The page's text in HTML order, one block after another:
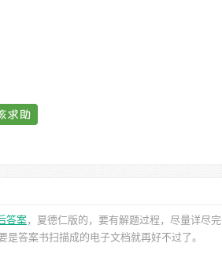
答案，夏德仁版的，要有解题过程，尽量详尽完
答案书扫描成的电子文档就再好不过了。